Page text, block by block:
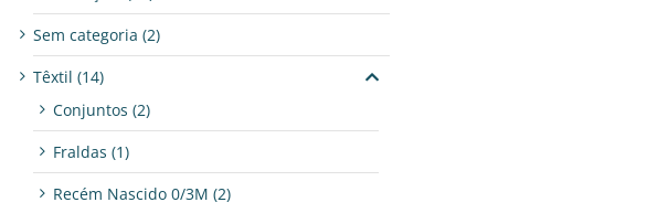
Sem categoria (2)
Têxtil (14)
Conjuntos (2)
Fraldas (1)
Recém Nascido 0/3M (2)